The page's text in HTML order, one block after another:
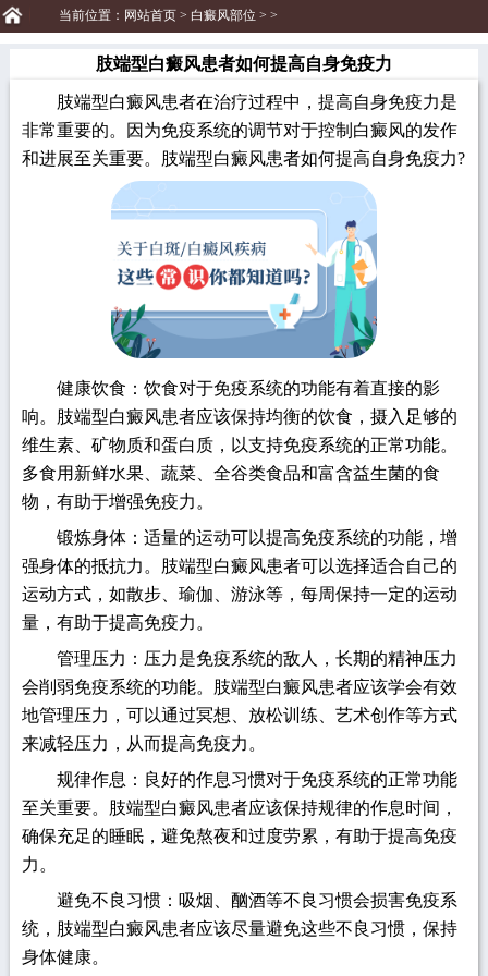
当前位置： 网站首页> 白癜风部位 > >
肢端型白癜风患者如何提高自身免疫力
肢端型白癜风患者在治疗过程中，提高自身免疫力是
非常重要的。因为免疫系统的调节对于控制白癜风的发作
和进展至关重要。肢端型白癜风患者如何提高自身免疫力?
健康饮食：饮食对于免疫系统的功能有着直接的影
响。肢端型白癜风患者应该保持均衡的饮食，摄入足够的
维生素、矿物质和蛋白质，以支持免疫系统的正常功能。
多食用新鲜水果、蔬菜、全谷类食品和富含益生菌的食
物，有助于增强免疫力。
锻炼身体：适量的运动可以提高免疫系统的功能，增
强身体的抵抗力。肢端型白癜风患者可以选择适合自己的
运动方式，如散步、瑜伽、游泳等，每周保持一定的运动
量，有助于提高免疫力。
管理压力：压力是免疫系统的敌人，长期的精神压力
会削弱免疫系统的功能。肢端型白癜风患者应该学会有效
地管理压力，可以通过冥想、放松训练、艺术创作等方式
来减轻压力，从而提高免疫力。
规律作息：良好的作息习惯对于免疫系统的正常功能
至关重要。肢端型白癜风患者应该保持规律的作息时间，
确保充足的睡眠，避免熬夜和过度劳累，有助于提高免疫
力。
避免不良习惯：吸烟、酗酒等不良习惯会损害免疫系
统，肢端型白癜风患者应该尽量避免这些不良习惯，保持
身体健康。